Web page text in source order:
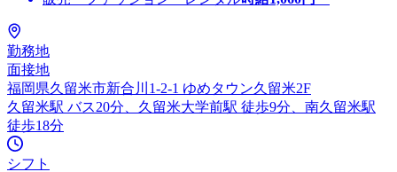
勤務地
面接地
福岡県久留米市新合川1-2-1 ゆめタウン久留米2F
久留米駅 バス20分、久留米大学前駅 徒歩9分、南久留米駅
徒歩18分
シフト